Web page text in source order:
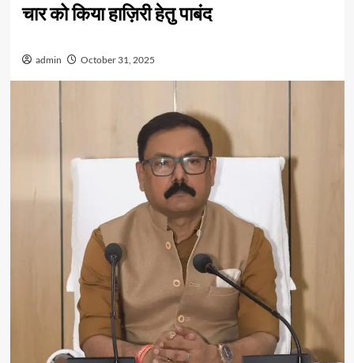
चार को किया हाज़िरी हेतु पाबंद
admin October 31, 2025